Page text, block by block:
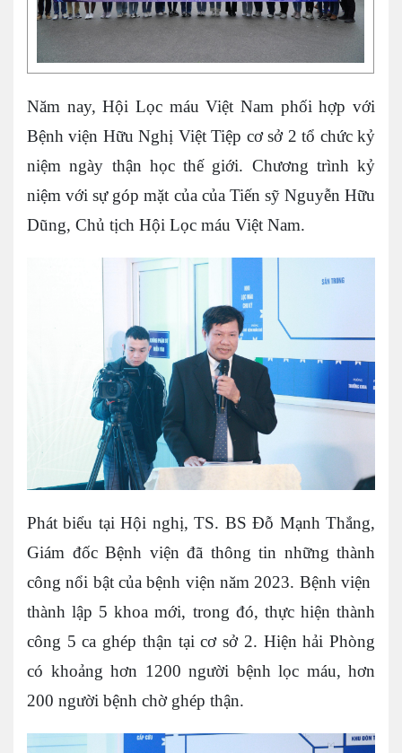
Năm nay, Hội Lọc máu Việt Nam phối hợp với
Bệnh viện Hữu Nghị Việt Tiệp cơ sở 2 tổ chức kỷ
niệm ngày thận học thế giới. Chương trình kỷ
niệm với sự góp mặt của của Tiến sỹ Nguyễn Hữu
Dũng, Chủ tịch Hội Lọc máu Việt Nam.
Phát biểu tại Hội nghị, TS. BS Đỗ Mạnh Thắng,
Giám đốc Bệnh viện đã thông tin những thành
công nổi bật của bệnh viện năm 2023. Bệnh viện
thành lập 5 khoa mới, trong đó, thực hiện thành
công 5 ca ghép thận tại cơ sở 2. Hiện hải Phòng
có khoảng hơn 1200 người bệnh lọc máu, hơn
200 người bệnh chờ ghép thận.